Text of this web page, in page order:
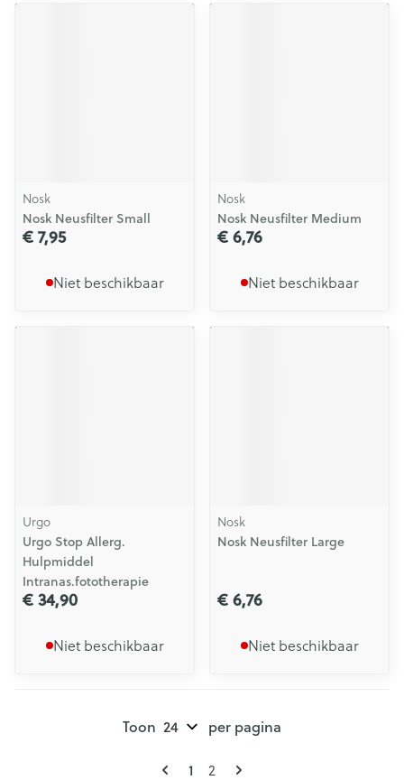
Nosk
Nosk Neusfilter Small
€ 7,95
Niet beschikbaar
Nosk
Nosk Neusfilter Medium
€ 6,76
Niet beschikbaar
Urgo
Urgo Stop Allerg.
Hulpmiddel
Intranas.fototherapie
€ 34,90
Niet beschikbaar
Nosk
Nosk Neusfilter Large
€ 6,76
Niet beschikbaar
Pagina's
U lees momenteel pagina
1 Pagina
2
Toon per pagina